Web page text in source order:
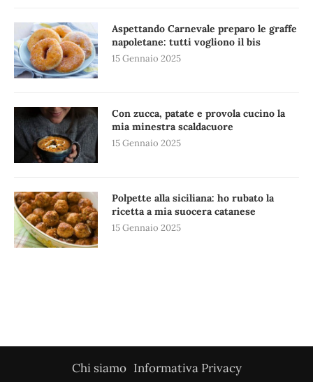
Aspettando Carnevale preparo le graffe
napoletane: tutti vogliono il bis
15 Gennaio 2025
Con zucca, patate e provola cucino la
mia minestra scaldacuore
15 Gennaio 2025
Polpette alla siciliana: ho rubato la
ricetta a mia suocera catanese
15 Gennaio 2025
Chi siamo Informativa Privacy